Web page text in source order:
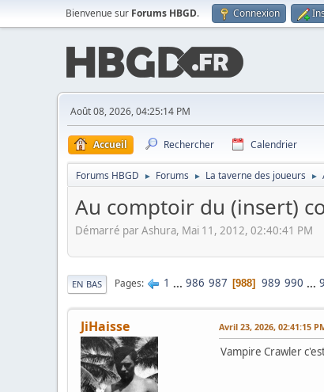
Bienvenue sur Forums HBGD. Connexion
Août 08, 2026, 04:25:14 PM
Accueil Rechercher Calendrier
Forums HBGD ► Forums ► La taverne des joueurs ►
Au comptoir du (insert)
Démarré par Ashura, Mai 11, 2012, 02:40:41 PM
EN BAS Pages 1 ... 986 987 988 989 990 ...
JiHaisse Avril 23, 2026, 02:41:15
Vampire Crawler